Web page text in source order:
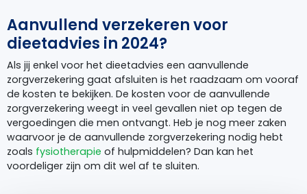
Aanvullend verzekeren voor
dieetadvies in 2024?
Als jij enkel voor het dieetadvies een aanvullende
zorgverzekering gaat afsluiten is het raadzaam om vooraf
de kosten te bekijken. De kosten voor de aanvullende
zorgverzekering weegt in veel gevallen niet op tegen de
vergoedingen die men ontvangt. Heb je nog meer zaken
waarvoor je de aanvullende zorgverzekering nodig hebt
zoals fysiotherapie of hulpmiddelen? Dan kan het
voordeliger zijn om dit wel af te sluiten.